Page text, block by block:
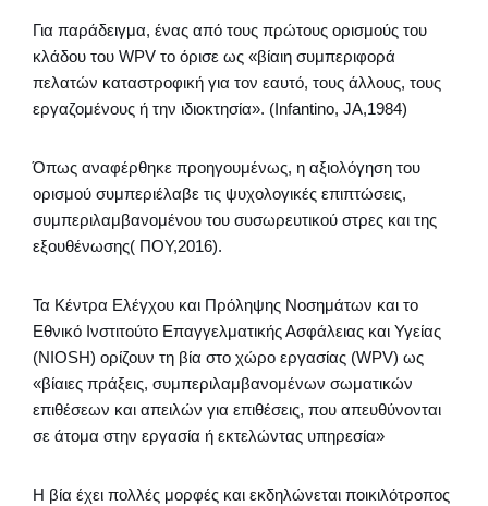
Για παράδειγμα, ένας από τους πρώτους ορισμούς του
κλάδου του WPV το όρισε ως «βίαιη συμπεριφορά
πελατών καταστροφική για τον εαυτό, τους άλλους, τους
εργαζομένους ή την ιδιοκτησία». (Infantino, JA,1984)
Όπως αναφέρθηκε προηγουμένως, η αξιολόγηση του
ορισμού συμπεριέλαβε τις ψυχολογικές επιπτώσεις,
συμπεριλαμβανομένου του συσωρευτικού στρες και της
εξουθένωσης( ΠΟΥ,2016).
Τα Κέντρα Ελέγχου και Πρόληψης Νοσημάτων και το
Εθνικό Ινστιτούτο Επαγγελματικής Ασφάλειας και Υγείας
(NIOSH) ορίζουν τη βία στο χώρο εργασίας (WPV) ως
«βίαιες πράξεις, συμπεριλαμβανομένων σωματικών
επιθέσεων και απειλών για επιθέσεις, που απευθύνονται
σε άτομα στην εργασία ή εκτελώντας υπηρεσία»
Η βία έχει πολλές μορφές και εκδηλώνεται ποικιλότροπος